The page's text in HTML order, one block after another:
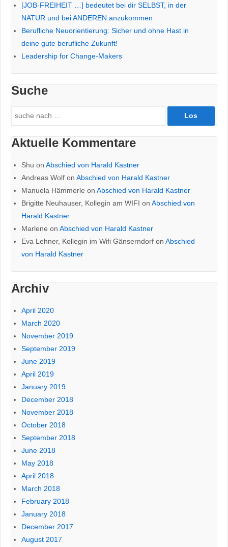
[JOB-FREIHEIT …] bedeutet bei dir SELBST, in der
NATUR und bei ANDEREN anzukommen
Berufliche Neuorientierung: Sicher und ohne Hast in
deine gute berufliche Zukunft!
Leadership for Change-Makers
Suche
Search
for:
Aktuelle Kommentare
Shu on Abschied von Harald Kastner
Andreas Wolf on Abschied von Harald Kastner
Manuela Hämmerle on Abschied von Harald Kastner
Brigitte Neuhauser, Kollegin am WIFI on Abschied von
Harald Kastner
Marlene on Abschied von Harald Kastner
Eva Lehner, Kollegin im Wifi Gänserndorf on Abschied
von Harald Kastner
Archiv
April 2020
March 2020
November 2019
September 2019
June 2019
April 2019
January 2019
December 2018
November 2018
October 2018
September 2018
June 2018
May 2018
April 2018
March 2018
February 2018
January 2018
December 2017
August 2017